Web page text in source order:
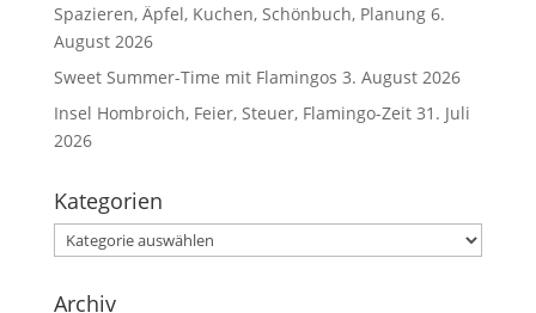
Spazieren, Äpfel, Kuchen, Schönbuch, Planung 6.
August 2026
Sweet Summer-Time mit Flamingos 3. August 2026
Insel Hombroich, Feier, Steuer, Flamingo-Zeit 31. Juli
2026
Kategorien
Kategorien
Archiv